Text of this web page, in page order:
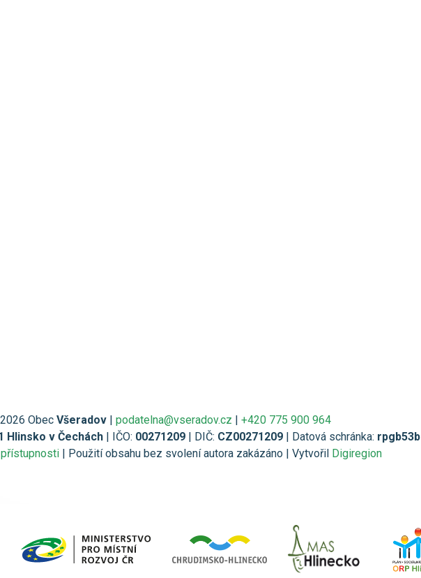
Obec Všeradov | podatelna@vseradov.cz | +420 775 900 964
Hlinsko v Čechách | IČO: 00271209 | DIČ: CZ00271209 | Datová schránka: rpgb53b
| Použití obsahu bez svolení autora zakázáno | Vytvořil Digiregion